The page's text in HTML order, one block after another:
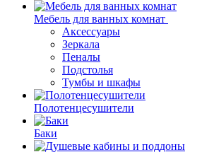
Мебель для ванных комнат
Аксессуары
Зеркала
Пеналы
Подстолья
Тумбы и шкафы
Полотенцесушители
Баки